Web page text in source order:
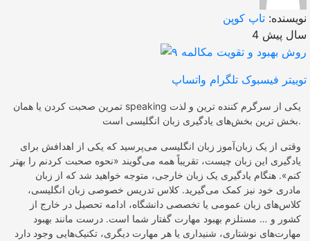
نویسنده: تاپ کوپن
4 سال پیش
توییتر فیسبوک تلگرام واتساپ
تمرین صحبت کردن یا همان speaking یکی از سرگرم کننده ترین و لذت
بخش ترین بخش‌های یادگیری زبان انگلیسی است.
وقتی از یک زبان‌آموز زبان انگلیسی می‌پرسید که یکی از اهدافش برای
یادگیری این زبان چیست، تقریباً همه می‌گویند «نحوه صحبت کردنم را بهتر
کنم». هنگام یادگیری یک زبان خارجی، متوجه خواهید شد که از زبان
مادری خود نیز کمک می‌گیرید. کلاس تدریس خصوصی زبان انگلیسی،
کلاس‌های زبان عمومی یا تخصصی دانشگاه، ادامه تحصیل در خارج از
کشور و … مستلزم بهبود مهارت گفتار شما است. درست مانند بهبود
مهارت‌های نوشتاری، شنیداری یا هر مهارت دیگری، تکنیک‌هایی وجود دارد